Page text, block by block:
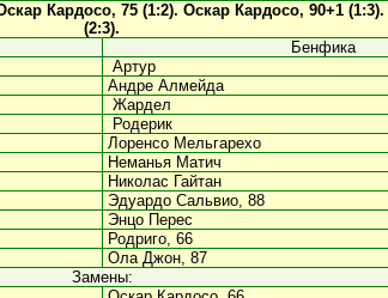
Кардосо, 75 (1:2). Оскар Кардосо, 90+1 (1:3).
(2:3).
Бенфика
Артур
Андре Алмейда
Жардел
Родерик
Лоренсо Мельгарехо
Неманья Матич
Николас Гайтан
Эдуардо Сальвио, 88
Энцо Перес
Родриго, 66
Ола Джон, 87
Замены: